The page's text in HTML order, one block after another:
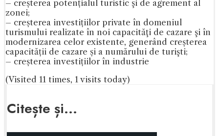
– creșterea potențialul turistic şi de agrement al
zonei;
– creșterea investițiilor private în domeniul
turismului realizate în noi capacităţi de cazare şi în
modernizarea celor existente, generând creșterea
capacității de cazare și a numărului de turişti;
– creșterea investițiilor în industrie
(Visited 11 times, 1 visits today)
Citește și...